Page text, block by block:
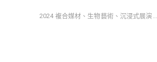
2024 複合媒材、生物藝術、沉浸式展演...